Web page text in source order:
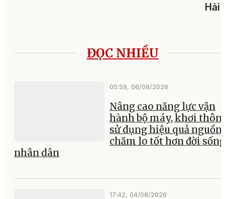
Hải
ĐỌC NHIỀU
05:59, 06/08/2026
Nâng cao năng lực vận
hành bộ máy, khơi
sử dụng hiệu quả nguồn
chăm lo tốt hơn đời sống
nhân dân
17:42, 04/08/2026